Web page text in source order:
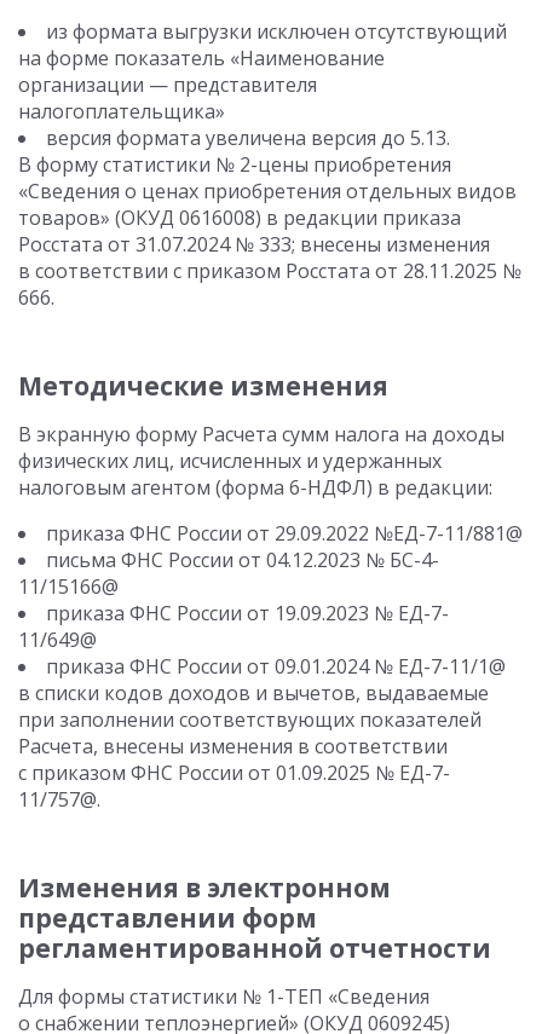
из формата выгрузки исключен отсутствующий
на форме показатель «Наименование
организации — представителя
налогоплательщика»
версия формата увеличена версия до 5.13.
В форму статистики № 2-цены приобретения
«Сведения о ценах приобретения отдельных видов
товаров» (ОКУД 0616008) в редакции приказа
Росстата от 31.07.2024 № 333; внесены изменения
в соответствии с приказом Росстата от 28.11.2025 №
666.
Методические изменения
В экранную форму Расчета сумм налога на доходы
физических лиц, исчисленных и удержанных
налоговым агентом (форма 6-НДФЛ) в редакции:
приказа ФНС России от 29.09.2022 №ЕД-7-11/881@
письма ФНС России от 04.12.2023 № БС-4-
11/15166@
приказа ФНС России от 19.09.2023 № ЕД-7-
11/649@
приказа ФНС России от 09.01.2024 № ЕД-7-11/1@
в списки кодов доходов и вычетов, выдаваемые
при заполнении соответствующих показателей
Расчета, внесены изменения в соответствии
с приказом ФНС России от 01.09.2025 № ЕД-7-
11/757@.
Изменения в электронном
представлении форм
регламентированной отчетности
Для формы статистики № 1-ТЕП «Сведения
о снабжении теплоэнергией» (ОКУД 0609245)